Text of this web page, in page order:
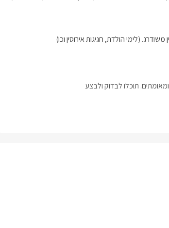
(לימי הולדת, חגיגות אירוסין וכו)
תוכלו לבדוק ולבצע